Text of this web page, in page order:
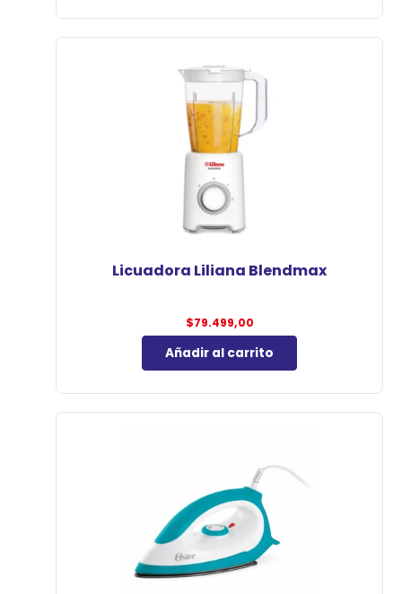
Licuadora Liliana Blendmax
$79.499,00
Añadir al carrito